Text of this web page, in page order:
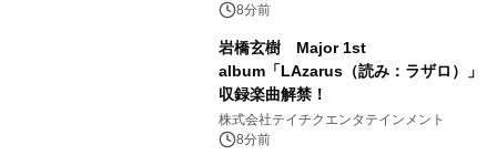
8分前
岩橋玄樹 Major 1st
album「LAzarus（読み：ラザロ）」
収録楽曲解禁！
株式会社テイチクエンタテインメント
8分前